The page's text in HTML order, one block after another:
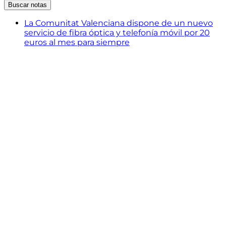
Buscar notas
La Comunitat Valenciana dispone de un nuevo
servicio de fibra óptica y telefonía móvil por 20
euros al mes para siempre